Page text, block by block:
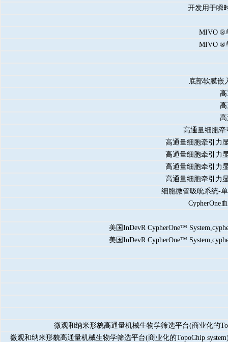
开发用于瞬
MIVO ®
MIVO ®
底部软膜嵌
高通量细胞
高通量细胞牵引力
高通量细胞牵引力
高通量细胞牵引力
高通量细胞牵引力
细胞微管吸吮系统-
CypherOne
美国InDevR CypherOne™
美国InDevR CypherOne™
微观和纳米形貌高通量机械生物学筛选平台(商业化的
微观和纳米形貌高通量机械生物学筛选平台(商业化的TopoChip